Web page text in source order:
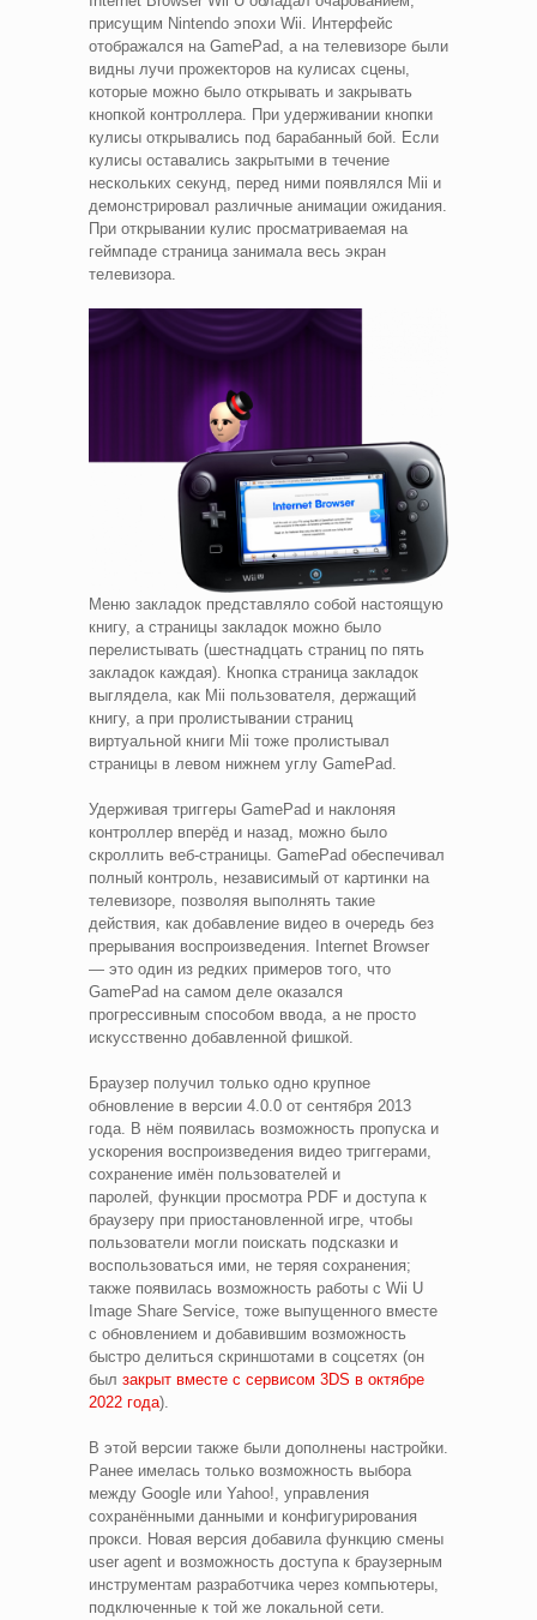
присущим Nintendo эпохи Wii. Интерфейс
отображался на GamePad, а на телевизоре были
видны лучи прожекторов на кулисах сцены,
которые можно было открывать и закрывать
кнопкой контроллера. При удерживании кнопки
кулисы открывались под барабанный бой. Если
кулисы оставались закрытыми в течение
нескольких секунд, перед ними появлялся Mii и
демонстрировал различные анимации ожидания.
При открывании кулис просматриваемая на
геймпаде страница занимала весь экран
телевизора.
Меню закладок представляло собой настоящую
книгу, а страницы закладок можно было
перелистывать (шестнадцать страниц по пять
закладок каждая). Кнопка страница закладок
выглядела, как Mii пользователя, держащий
книгу, а при пролистывании страниц
виртуальной книги Mii тоже пролистывал
страницы в левом нижнем углу GamePad.
Удерживая триггеры GamePad и наклоняя
контроллер вперёд и назад, можно было
скроллить веб-страницы. GamePad обеспечивал
полный контроль, независимый от картинки на
телевизоре, позволяя выполнять такие
действия, как добавление видео в очередь без
прерывания воспроизведения. Internet Browser
— это один из редких примеров того, что
GamePad на самом деле оказался
прогрессивным способом ввода, а не просто
искусственно добавленной фишкой.
Браузер получил только одно крупное
обновление в версии 4.0.0 от сентября 2013
года. В нём появилась возможность пропуска и
ускорения воспроизведения видео триггерами,
сохранение имён пользователей и
паролей, функции просмотра PDF и доступа к
браузеру при приостановленной игре, чтобы
пользователи могли поискать подсказки и
воспользоваться ими, не теряя сохранения;
также появилась возможность работы с Wii U
Image Share Service, тоже выпущенного вместе
с обновлением и добавившим возможность
быстро делиться скриншотами в соцсетях (он
был закрыт вместе с сервисом 3DS в октябре
2022 года).
В этой версии также были дополнены настройки.
Ранее имелась только возможность выбора
между Google или Yahoo!, управления
сохранёнными данными и конфигурирования
прокси. Новая версия добавила функцию смены
user agent и возможность доступа к браузерным
инструментам разработчика через компьютеры,
подключенные к той же локальной сети.